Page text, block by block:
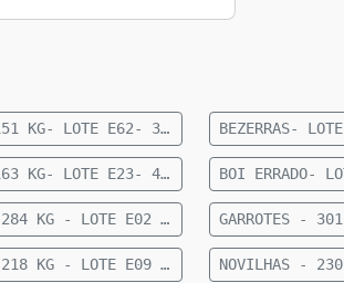
BEZERRAS- 151 KG- LOTE E62- 36 FEMEAS NELORE- 8 A 10 MESES- 151 KG- 70 KM DE CAMAPUA SENTIDO PARAISO DAS AGUAS
BEZERROS- 163 KG- LOTE E23- 45 MACHOS NELORE- 8 A 10 MESES- 163 KG- 70 KM DE CAMAPUA SENTIDO PARAISO DAS AGUAS
GARROTES - 284 KG - LOTE E02 - 28 MACHOS NELORE 15 MESES - 284 KG - 60 KM DE CAMAPUÃ
NOVILHAS - 218 KG - LOTE E09 - 21 FÊMEAS ANELORADAS 12 A 15 MESES - 218 KG - 35 KM DE CAMAPUÃ